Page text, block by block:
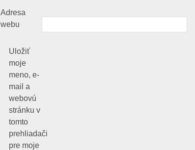
Adresa
webu
Uložiť
moje
meno, e-
mail a
webovú
stránku v
tomto
prehliadači
pre moje